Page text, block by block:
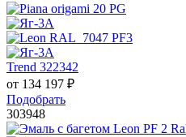
Trend 322342
от 134 197 ₽
Подобрать
303948